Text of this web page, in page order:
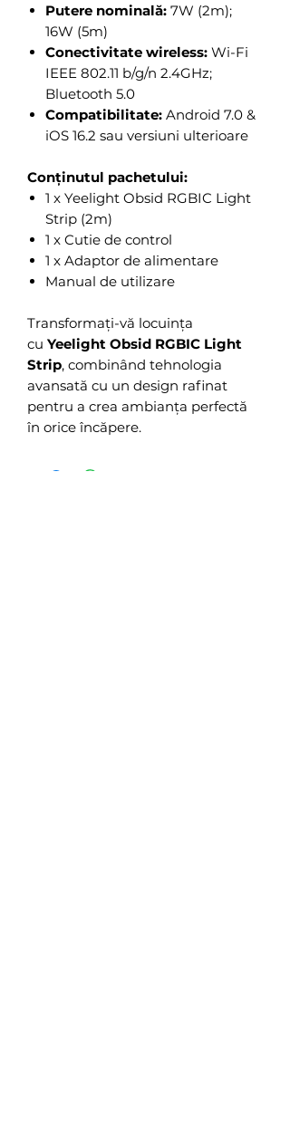
Putere nominală: 7W (2m);
16W (5m)
Conectivitate wireless: Wi-Fi
IEEE 802.11 b/g/n 2.4GHz;
Bluetooth 5.0
Compatibilitate: Android 7.0 &
iOS 16.2 sau versiuni ulterioare
Conținutul pachetului:
1 x Yeelight Obsid RGBIC Light
Strip (2m)
1 x Cutie de control
1 x Adaptor de alimentare
Manual de utilizare
Transformați-vă locuința
cu Yeelight Obsid RGBIC Light
Strip, combinând tehnologia
avansată cu un design rafinat
pentru a crea ambianța perfectă
în orice încăpere.